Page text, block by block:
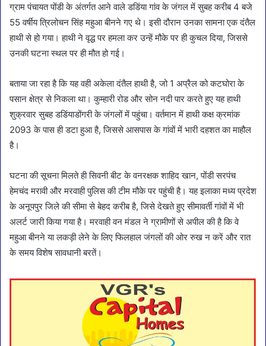
ग्राम पंचायत पोंडी के अंतर्गत आने वाले डडिंया गांव के जंगल में सुबह करीब 4 बजे
55 वर्षीय त्रिलोचन सिंह महुआ बीनने गए थे। इसी दौरान उनका सामना एक दंतैल
हाथी से हो गया। हाथी ने वृद्ध पर हमला कर उन्हें मौके पर ही कुचल दिया, जिससे
उनकी घटना स्थल पर ही मौत हो गई।
बताया जा रहा है कि यह वही अकेला दंतैल हाथी है, जो 1 अप्रैल को कटघोरा के
पसान क्षेत्र से निकला था। कुम्हारी रोड और सोन नदी पार करते हुए यह हाथी
शुक्रवार सुबह डडिंयाडोंगरी के जंगलों में पहुंचा। वर्तमान में हाथी कक्ष क्रमांक
2093 के पास ही डटा हुआ है, जिससे आसपास के गांवों में भारी दहशत का माहौल
है।
घटना की सूचना मिलते ही सिवनी बीट के वनरक्षक शाहिद खान, पोंडी सरपंच
हेमचंद मरावी और मरवाही पुलिस की टीम मौके पर पहुंची है। यह इलाका मध्य प्रदेश
के अनूपपुर जिले की सीमा से बेहद करीब है, जिसे देखते हुए सीमावर्ती गांवों में भी
अलर्ट जारी किया गया है। मरवाही वन मंडल ने ग्रामीणों से अपील की है कि वे
महुआ बीनने या लकड़ी लेने के लिए फिलहाल जंगलों की ओर रुख न करें और रात
के समय विशेष सावधानी बरतें।